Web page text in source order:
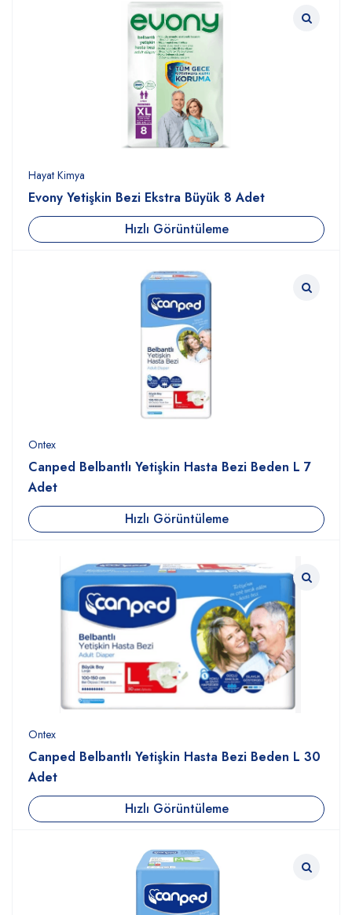
Hayat Kimya
Evony Yetişkin Bezi Ekstra Büyük 8 Adet
Hızlı Görüntüleme
Ontex
Canped Belbantlı Yetişkin Hasta Bezi Beden L 7
Adet
Hızlı Görüntüleme
Ontex
Canped Belbantlı Yetişkin Hasta Bezi Beden L 30
Adet
Hızlı Görüntüleme